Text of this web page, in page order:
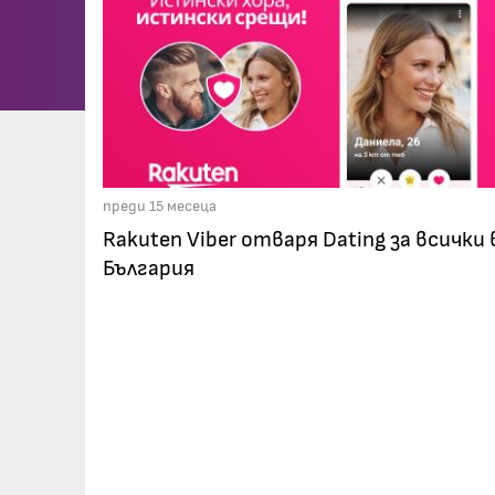
преди 15 месеца
Rakuten Viber отваря Dating за всички
България